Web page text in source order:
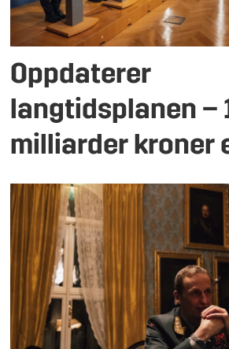
Oppdaterer
langtidsplanen –
milliarder kroner